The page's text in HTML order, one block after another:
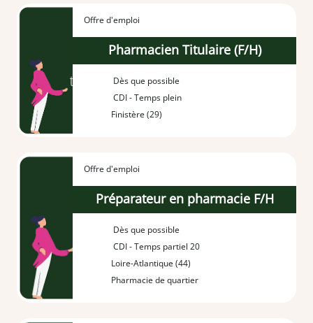
Offre d'emploi
Pharmacien Titulaire (F/H)
Dès que possible
CDI - Temps plein
Finistère (29)
Offre d'emploi
Préparateur en pharmacie F/H
Dès que possible
CDI - Temps partiel 20
Loire-Atlantique (44)
Pharmacie de quartier